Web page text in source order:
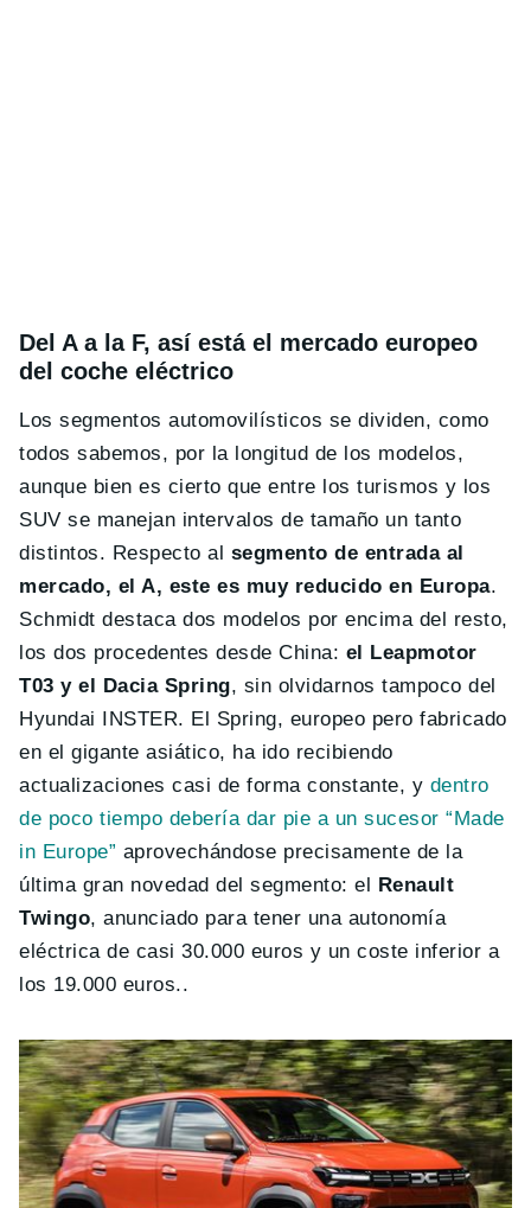
Del A a la F, así está el mercado europeo
del coche eléctrico
Los segmentos automovilísticos se dividen, como
todos sabemos, por la longitud de los modelos,
aunque bien es cierto que entre los turismos y los
SUV se manejan intervalos de tamaño un tanto
distintos. Respecto al segmento de entrada al
mercado, el A, este es muy reducido en Europa.
Schmidt destaca dos modelos por encima del resto,
los dos procedentes desde China: el Leapmotor
T03 y el Dacia Spring, sin olvidarnos tampoco del
Hyundai INSTER. El Spring, europeo pero fabricado
en el gigante asiático, ha ido recibiendo
actualizaciones casi de forma constante, y dentro
de poco tiempo debería dar pie a un sucesor “Made
in Europe” aprovechándose precisamente de la
última gran novedad del segmento: el
Renault
Twingo, anunciado para tener una autonomía
eléctrica de casi 30.000 euros y un coste inferior a
los 19.000 euros..